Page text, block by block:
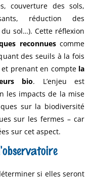
couverture des sols,
réduction des
sol…). Cette réflexion
reconnuescomme
des seuils à la fois
prenant en compte la
bio. L’enjeu est
les impacts de la mise
sur la biodiversité
sur les fermes – car
sur cet aspect.
si elles seront